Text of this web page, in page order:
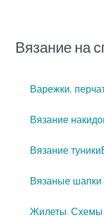
Вязание на
Варежки,
Вязание
Вязание туники
Вязаные шапки
Жилеты. Схемы